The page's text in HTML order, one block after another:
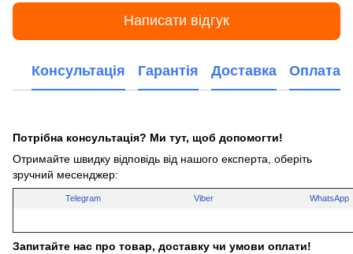
Написати відгук
Консультація Гарантія Доставка Оплата
Потрібна консультація? Ми тут, щоб допомогти!
Отримайте швидку відповідь від нашого експерта, оберіть
зручний месенджер:
Telegram Viber WhatsApp
Запитайте нас про товар, доставку чи умови оплати!